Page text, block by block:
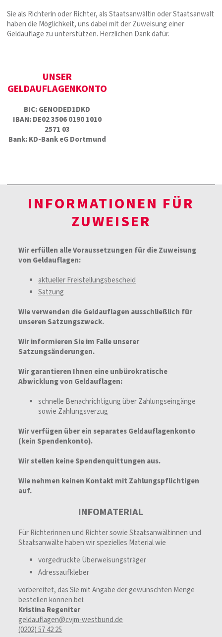
Sie als Richterin oder Richter, als Staatsanwältin oder Staatsanwalt
haben die Möglichkeit, uns dabei mit der Zuweisung einer
Geldauflage zu unterstützen. Herzlichen Dank dafür.
UNSER
GELDAUFLAGENKONTO
BIC: GENODED1DKD
IBAN: DE02 3506 0190 1010
2571 03
Bank: KD-Bank eG Dortmund
INFORMATIONEN FÜR
ZUWEISER
Wir erfüllen alle Voraussetzungen für die Zuweisung
von Geldauflagen:
aktueller Freistellungsbescheid
Satzung
Wie verwenden die Geldauflagen ausschließlich für
unseren Satzungszweck.
Wir informieren Sie im Falle unserer
Satzungsänderungen.
Wir garantieren Ihnen eine unbürokratische
Abwicklung von Geldauflagen:
schnelle Benachrichtigung über Zahlungseingänge
sowie Zahlungsverzug
Wir verfügen über ein separates Geldauflagenkonto
(kein Spendenkonto).
Wir stellen keine Spendenquittungen aus.
Wie nehmen keinen Kontakt mit Zahlungspflichtigen
auf.
INFOMATERIAL
Für Richterinnen und Richter sowie Staatsanwältinnen und
Staatsanwälte haben wir spezielles Material wie
vorgedruckte Überweisungsträger
Adressaufkleber
vorbereitet, das Sie mit Angabe der gewünschten Menge
bestellen können.bei:
Kristina Regeniter
geldauflagen@cvjm-westbund.de
(0202) 57 42 25